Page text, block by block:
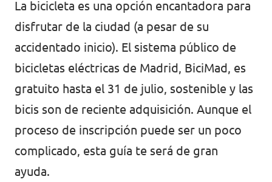
Volt Suecia
Volt Suiza
La bicicleta es una opción encantadora para
disfrutar de la ciudad (a pesar de su
accidentado inicio). El sistema público de
bicicletas eléctricas de Madrid, BiciMad, es
gratuito hasta el 31 de julio, sostenible y las
bicis son de reciente adquisición. Aunque el
proceso de inscripción puede ser un poco
complicado, esta guía te será de gran
ayuda.